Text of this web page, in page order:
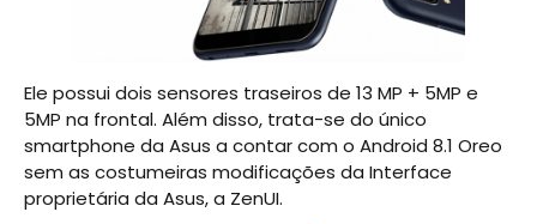
Ele possui dois sensores traseiros de 13 MP + 5MP e
5MP na frontal. Além disso, trata-se do único
smartphone da Asus a contar com o Android 8.1 Oreo
sem as costumeiras modificações da Interface
proprietária da Asus, a ZenUI.